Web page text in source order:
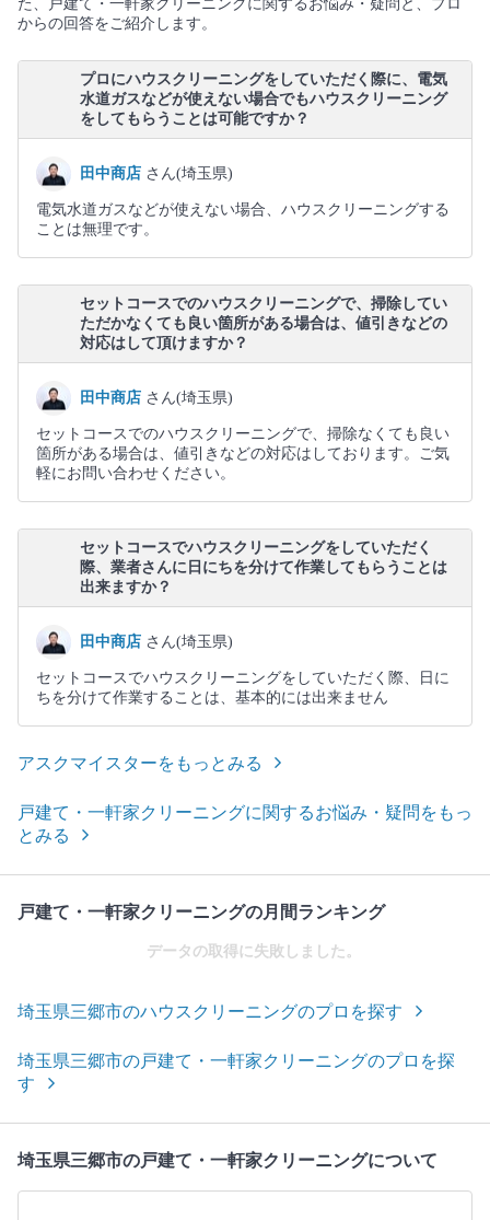
た、戸建て・一軒家クリーニングに関するお悩み・疑問と、プロ
からの回答をご紹介します。
プロにハウスクリーニングをしていただく際に、電気
水道ガスなどが使えない場合でもハウスクリーニング
をしてもらうことは可能ですか？
田中商店 さん(埼玉県)
電気水道ガスなどが使えない場合、ハウスクリーニングする
ことは無理です。
セットコースでのハウスクリーニングで、掃除してい
ただかなくても良い箇所がある場合は、値引きなどの
対応はして頂けますか？
田中商店 さん(埼玉県)
セットコースでのハウスクリーニングで、掃除なくても良い
箇所がある場合は、値引きなどの対応はしております。ご気
軽にお問い合わせください。
セットコースでハウスクリーニングをしていただく
際、業者さんに日にちを分けて作業してもらうことは
出来ますか？
田中商店 さん(埼玉県)
セットコースでハウスクリーニングをしていただく際、日に
ちを分けて作業することは、基本的には出来ません
アスクマイスターをもっとみる
戸建て・一軒家クリーニングに関するお悩み・疑問をもっ
とみる
戸建て・一軒家クリーニングの月間ランキング
データの取得に失敗しました。
埼玉県三郷市のハウスクリーニングのプロを探す
埼玉県三郷市の戸建て・一軒家クリーニングのプロを探
す
埼玉県三郷市の戸建て・一軒家クリーニングについて